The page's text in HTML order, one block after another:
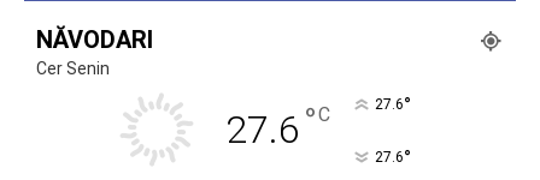
NĂVODARI
Cer Senin
27.6 °C 27.6°
27.6°